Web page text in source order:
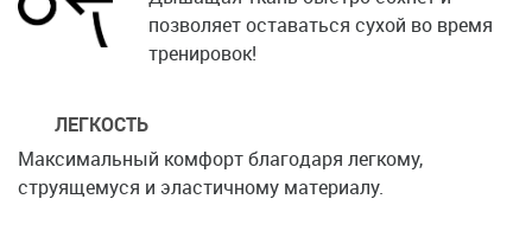
позволяет оставаться сухой во время
тренировок!
ЛЕГКОСТЬ
Максимальный комфорт благодаря легкому,
струящемуся и эластичному материалу.